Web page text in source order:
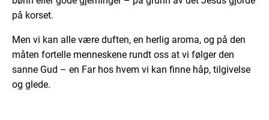
på korset.
Men vi kan alle være duften, en herlig aroma, og på den
måten fortelle menneskene rundt oss at vi følger den
sanne Gud – en Far hos hvem vi kan finne håp, tilgivelse
og glede.